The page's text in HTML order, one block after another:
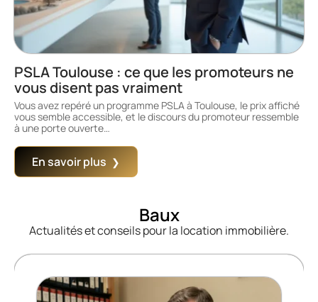
PSLA Toulouse : ce que les promoteurs ne
vous disent pas vraiment
Vous avez repéré un programme PSLA à Toulouse, le prix affiché
vous semble accessible, et le discours du promoteur ressemble
à une porte ouverte…
En savoir plus
Baux
Actualités et conseils pour la location immobilière.